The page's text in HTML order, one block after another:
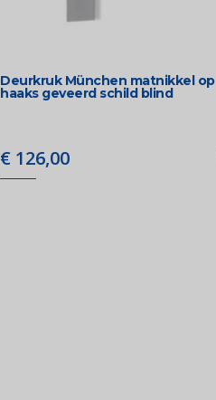
Deurkruk München matnikkel op
haaks geveerd schild blind
€ 126,00